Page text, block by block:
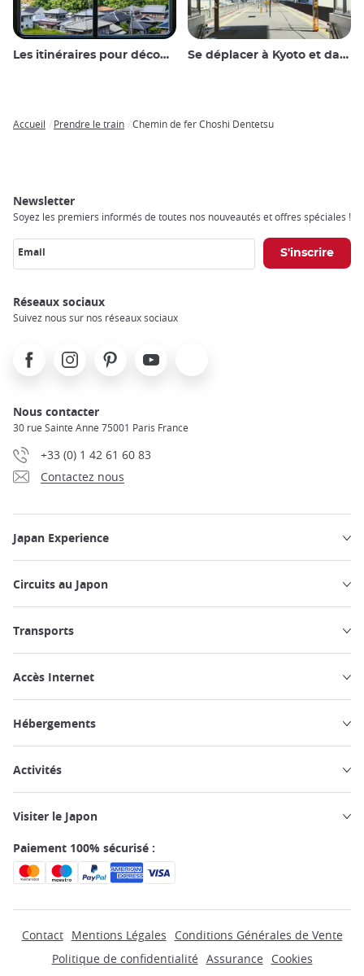
Les itinéraires pour découvrir le Japon Se déplacer à Kyoto et dans les environs
Accueil Prendre le train Chemin de fer Choshi Dentetsu
Newsletter
Soyez les premiers informés de toutes nos nouveautés et offres spéciales !
Email
Réseaux sociaux
Suivez nous sur nos réseaux sociaux
FacebookInstagramPinterest Youtube
Nous contacter
30 rue Sainte Anne 75001 Paris France
+33 (0) 1 42 61 60 83
Contactez nous
Japan Experience
Circuits au Japon
Transports
Accès Internet
Hébergements
Activités
Visiter le Japon
Paiement 100% sécurisé :
Contact Mentions Légales
Conditions Générales de Vente
Politique de confidentialité Assurance
Cookies